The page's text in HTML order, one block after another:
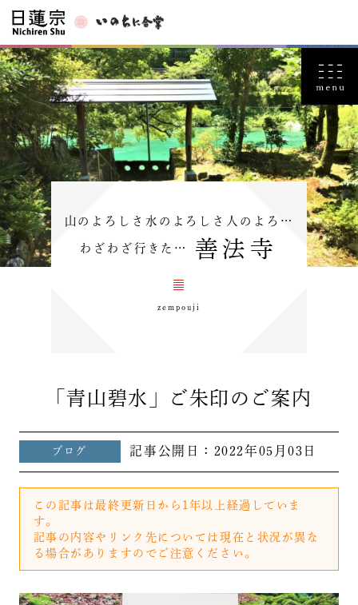
山のよろしさ水のよろしさ人のよろ…
わざわざ行きた… 善法寺
zempouji
「青山碧水」ご朱印のご案内
ブログ 記事公開日： 2022年05月03日
この記事は最終更新日から1年以上経過していま
す。
記事の内容やリンク先については現在と状況が異な
る場合がありますのでご注意ください。